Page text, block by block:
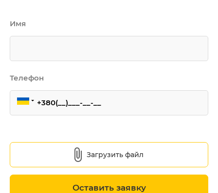
Услуги
CRM
Имя
Телефон
Загрузить файл
Оставить заявку